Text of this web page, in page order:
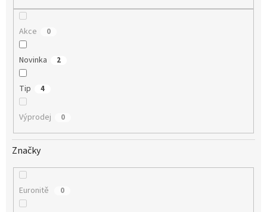
Akce 0
Novinka 2
Tip 4
Výprodej 0
Značky
Euronitě 0